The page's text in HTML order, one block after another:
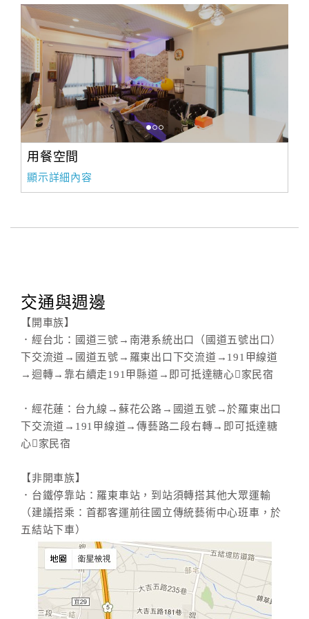
用餐空間
顯示詳細內容
交通與週邊
【開車族】
．經台北：國道三號→南港系統出口（國道五號出口）
下交流道→國道五號→羅東出口下交流道→191甲線道
→迴轉→靠右續走191甲縣道→即可抵達糖心家民宿
．經花蓮：台九線→蘇花公路→國道五號→於羅東出口
下交流道→191甲線道→傳藝路二段右轉→即可抵達糖
心家民宿
【非開車族】
．台鐵停靠站：羅東車站，到站須轉搭其他大眾運輸
（建議搭乘：首都客運前往國立傳統藝術中心班車，於
五結站下車）